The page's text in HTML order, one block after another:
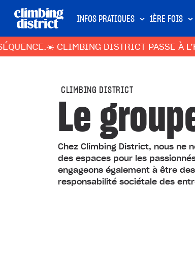
INFOS PRATIQUES 1ÈRE FOIS
☀️ CLIMBING DISTRICT PASSE À
CLIMBING DISTRICT
Le
Chez Climbing District, nous ne
des espaces pour les
engageons également à être
responsabilité sociétale des